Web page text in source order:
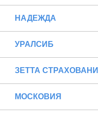
НАДЕЖДА
УРАЛСИБ
ЗЕТТА
МОСКОВИЯ